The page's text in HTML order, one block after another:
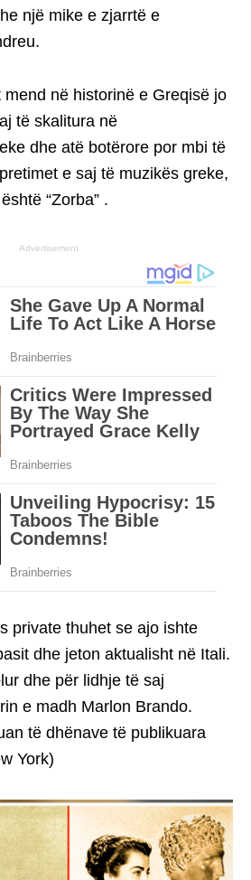
një mike e zjarrtë e
në historinë e Greqisë jo
të skalitura në
dhe atë botërore por mbi të
e saj të muzikës greke,
“Zorba” .
Advertisement
dhe jeton aktualisht në Itali.
dhe për lidhje të saj
e madh Marlon Brando.
York)